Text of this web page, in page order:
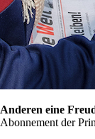
Anderen eine
Abonnement der